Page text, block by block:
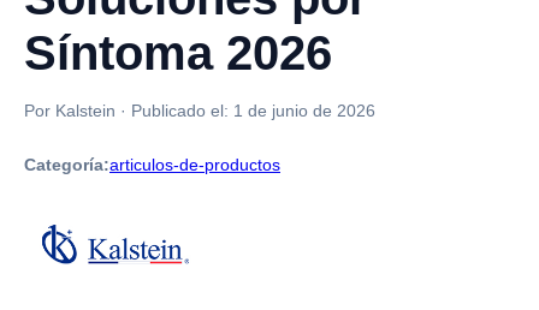
Síntoma 2026
Por Kalstein · Publicado el: 1 de junio de 2026
Categoría:articulos-de-productos